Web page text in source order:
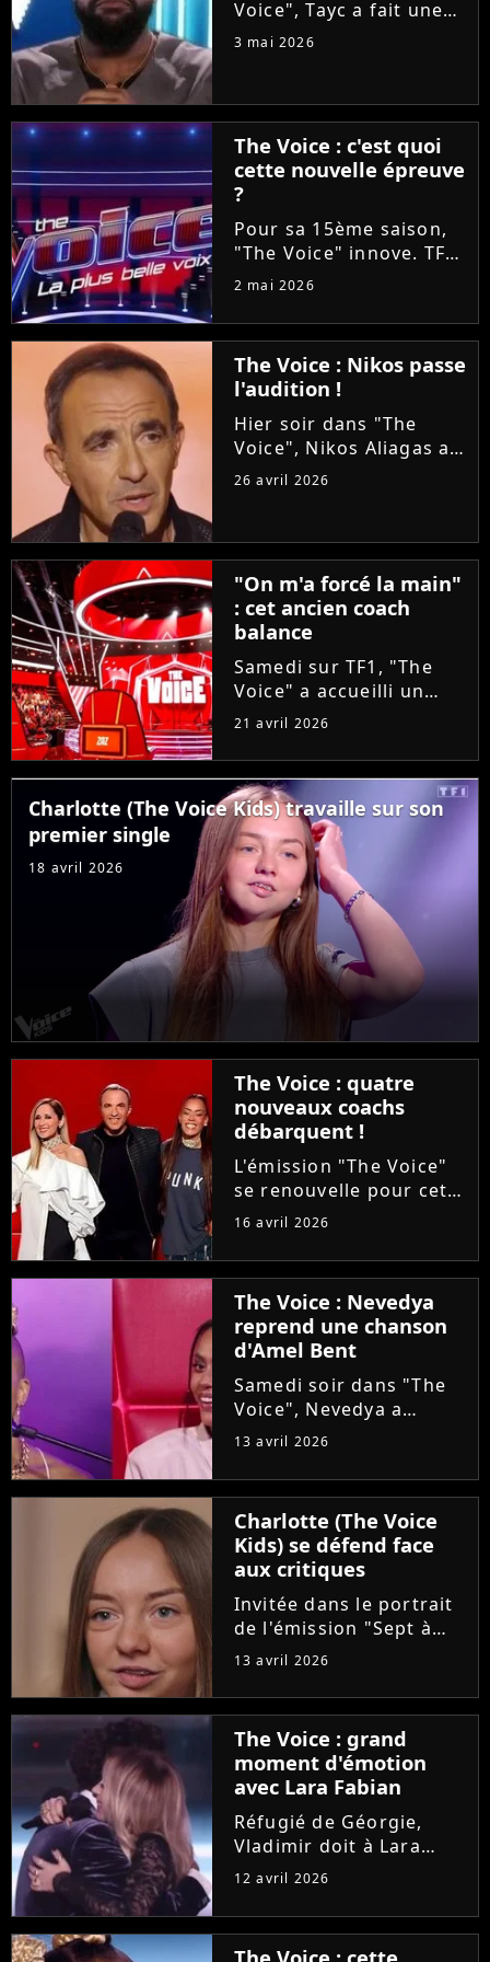
Voice", Tayc a fait une
proposition en or à
enregistrer un duo sur
son nouvel album
"Joÿa". Et le chanteur a
tenu...
3 mai 2026
The Voice : c'est quoi
cette nouvelle épreuve
?
Pour sa 15ème saison,
"The Voice" innove. TF1
va proposer ce soir aux
d'assister à deux
épreuves en une : les
Qualifications et les
Battles. On vous
explique tout !
2 mai 2026
The Voice : Nikos passe
l'audition !
Hier soir dans "The
Voice", Nikos Aliagas a
réservé une surprise de
d'un candidat. A-t-il
réussi à convaincre Lara
Fabian, Florent Pagny,...
26 avril 2026
"On m'a forcé la main"
: cet ancien coach
balance
Samedi sur TF1, "The
Voice" a accueilli un
invité exceptionnel pour
Louis Bertignac ! Coach
emblématique des deux
premières saisons, le
rockeur avait
pourtant...
21 avril 2026
Charlotte (The Voice Kids) travaille sur son
premier single
18 avril 2026
The Voice : quatre
nouveaux coachs
débarquent !
L'émission "The Voice"
se renouvelle pour cette
saison 15. Alors que les
arrivent à leur terme, la
production ajoute une
étape avant les Battles :
les Qualifications....
16 avril 2026
The Voice : Nevedya
reprend une chanson
d'Amel Bent
Samedi soir dans "The
Voice", Nevedya a
proposé une version
"Pourquoi tu restes"
d'Amel Bent. Un
moment chargé en
émotion qui n'a
néanmoins pas fait se
retourner...
13 avril 2026
Charlotte (The Voice
Kids) se défend face
aux critiques
Invitée dans le portrait
de l'émission "Sept à
Huit", Charlotte est
diagnostiqué à l'âge de
8 ans. La maladie et les
opérations de la
dernière gagnante de
"The...
13 avril 2026
The Voice : grand
moment d'émotion
avec Lara Fabian
Réfugié de Géorgie,
Vladimir doit à Lara
Fabian son
français et sa vocation
de chanteur. Sur le
12 avril 2026